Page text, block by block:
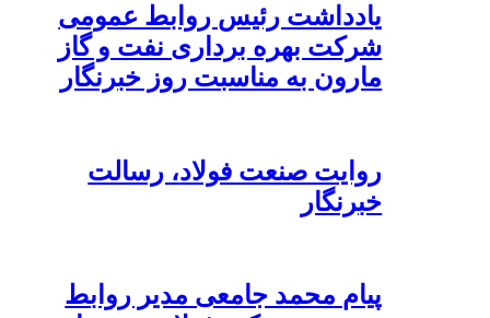
یادداشت رئیس روابط عمومی
شرکت بهره برداری نفت و گاز
مارون به مناسبت روز خبرنگار
روایت صنعت فولاد،‌ رسالت
خبرنگار
پیام محمد جامعی مدیر روابط